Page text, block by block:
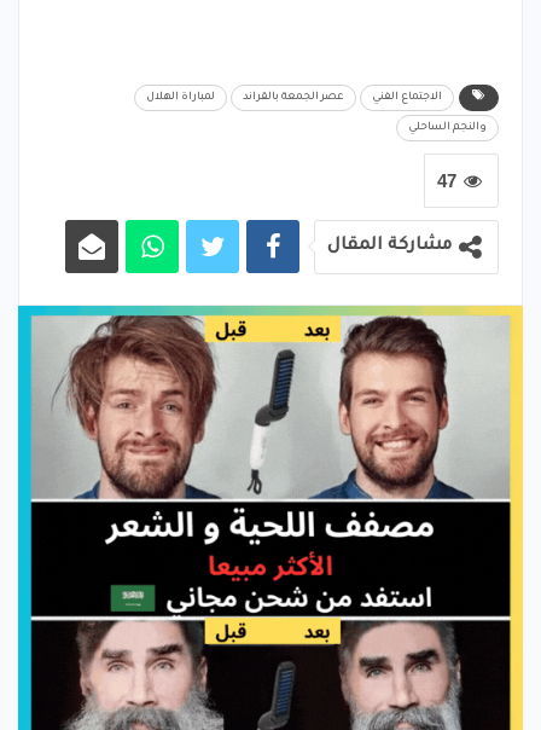
الاجتماع الفني عصر الجمعة بالقراند لمباراة الهلال
والنجم الساحلي
47
مشاركة المقال